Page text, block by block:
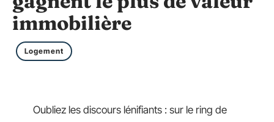
immobilière
Logement
Oubliez les discours lénifiants : sur le ring de